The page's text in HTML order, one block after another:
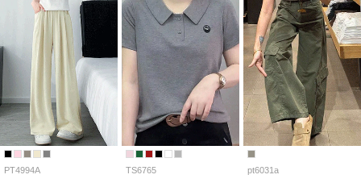
PT4994A TS6765 pt6031a